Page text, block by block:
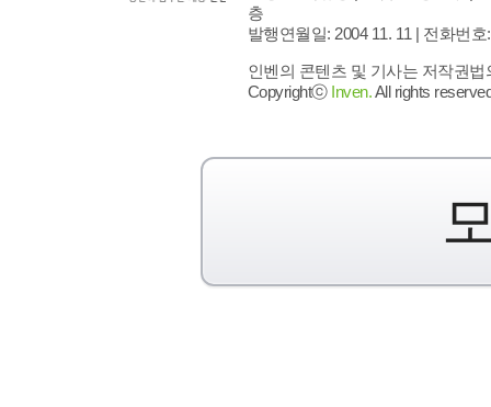
층
발행연월일: 2004 11. 11 | 전화번호
인벤의 콘텐츠 및 기사는 저작권
Copyrightⓒ Inven.All rights